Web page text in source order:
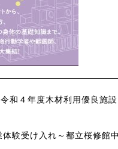
和４年度木材利用優良施
体験受け入れ～都立桜修館